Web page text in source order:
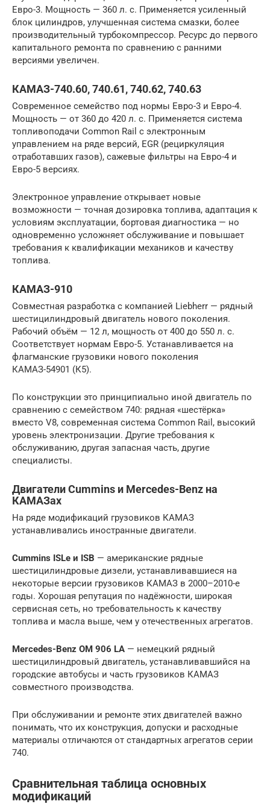
Евро-3. Мощность — 360 л. с. Применяется усиленный
блок цилиндров, улучшенная система смазки, более
производительный турбокомпрессор. Ресурс до первого
капитального ремонта по сравнению с ранними
версиями увеличен.
КАМАЗ-740.60, 740.61, 740.62, 740.63
Современное семейство под нормы Евро-3 и Евро-4.
Мощность — от 360 до 420 л. с. Применяется система
топливоподачи Common Rail с электронным
управлением на ряде версий, EGR (рециркуляция
отработавших газов), сажевые фильтры на Евро-4 и
Евро-5 версиях.
Электронное управление открывает новые
возможности — точная дозировка топлива, адаптация к
условиям эксплуатации, бортовая диагностика — но
одновременно усложняет обслуживание и повышает
требования к квалификации механиков и качеству
топлива.
КАМАЗ-910
Совместная разработка с компанией Liebherr — рядный
шестицилиндровый двигатель нового поколения.
Рабочий объём — 12 л, мощность от 400 до 550 л. с.
Соответствует нормам Евро-5. Устанавливается на
флагманские грузовики нового поколения
КАМАЗ-54901 (К5).
По конструкции это принципиально иной двигатель по
сравнению с семейством 740: рядная «шестёрка»
вместо V8, современная система Common Rail, высокий
уровень электронизации. Другие требования к
обслуживанию, другая запасная часть, другие
специалисты.
Двигатели Cummins и Mercedes-Benz на
КАМАЗах
На ряде модификаций грузовиков КАМАЗ
устанавливались иностранные двигатели.
Cummins ISLe и ISB — американские рядные
шестицилиндровые дизели, устанавливавшиеся на
некоторые версии грузовиков КАМАЗ в 2000–2010-е
годы. Хорошая репутация по надёжности, широкая
сервисная сеть, но требовательность к качеству
топлива и масла выше, чем у отечественных агрегатов.
Mercedes-Benz OM 906 LA — немецкий рядный
шестицилиндровый двигатель, устанавливавшийся на
городские автобусы и часть грузовиков КАМАЗ
совместного производства.
При обслуживании и ремонте этих двигателей важно
понимать, что их конструкция, допуски и расходные
материалы отличаются от стандартных агрегатов серии
740.
Сравнительная таблица основных
модификаций